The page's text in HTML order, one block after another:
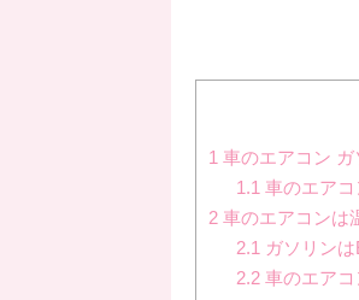
1 車のエアコン ガ
1.1 車のエア
2 車のエアコンは
2.1 ガソリン
2.2車のエアコ